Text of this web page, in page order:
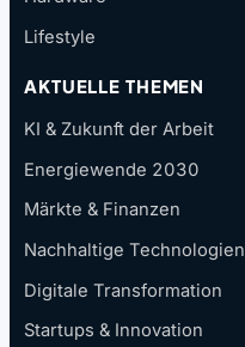
Lifestyle
AKTUELLE THEMEN
KI & Zukunft der Arbeit
Energiewende 2030
Märkte & Finanzen
Nachhaltige Technologien
Digitale Transformation
Startups & Innovation